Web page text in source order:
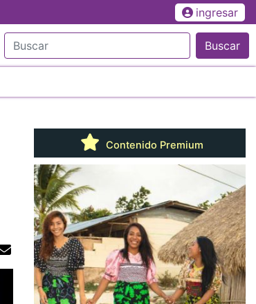
ingresar
Buscar
Contenido Premium